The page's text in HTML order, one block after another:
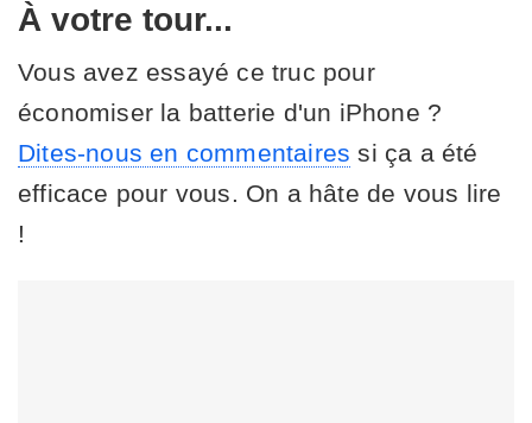
À votre tour...
Vous avez essayé ce truc pour
économiser la batterie d'un iPhone ?
Dites-nous en commentaires si ça a été
efficace pour vous. On a hâte de vous lire
!